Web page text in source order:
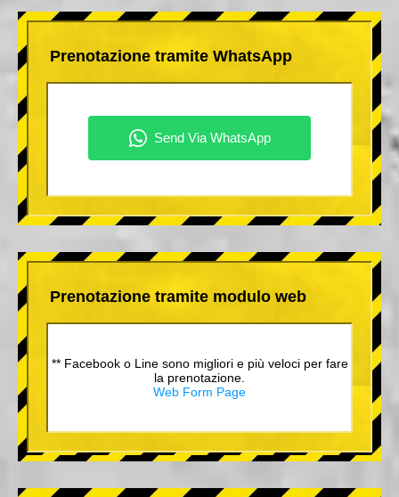
Prenotazione tramite WhatsApp
Prenotazione tramite modulo web
** Facebook o Line sono migliori e più veloci per fare
la prenotazione.
Web Form Page